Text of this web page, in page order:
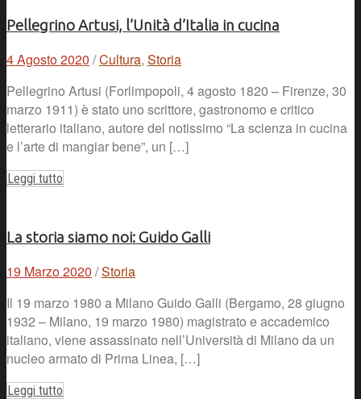
Pellegrino Artusi, l’Unità d’Italia in cucina
4 Agosto 2020 /Cultura, Storia
Pellegrino Artusi (Forlimpopoli, 4 agosto 1820 – Firenze, 30
marzo 1911) è stato uno scrittore, gastronomo e critico
letterario italiano, autore del notissimo “La scienza in cucina
e l’arte di mangiar bene”, un […]
Leggi tutto
La storia siamo noi: Guido Galli
19 Marzo 2020 /Storia
Il 19 marzo 1980 a Milano Guido Galli (Bergamo, 28 giugno
1932 – Milano, 19 marzo 1980) magistrato e accademico
italiano, viene assassinato nell’Università di Milano da un
nucleo armato di Prima Linea, […]
Leggi tutto